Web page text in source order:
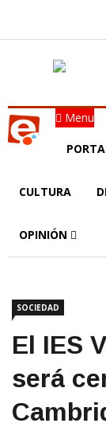
Menu
CULTURA
OPINIÓN
SOCIEDAD
El IES
será